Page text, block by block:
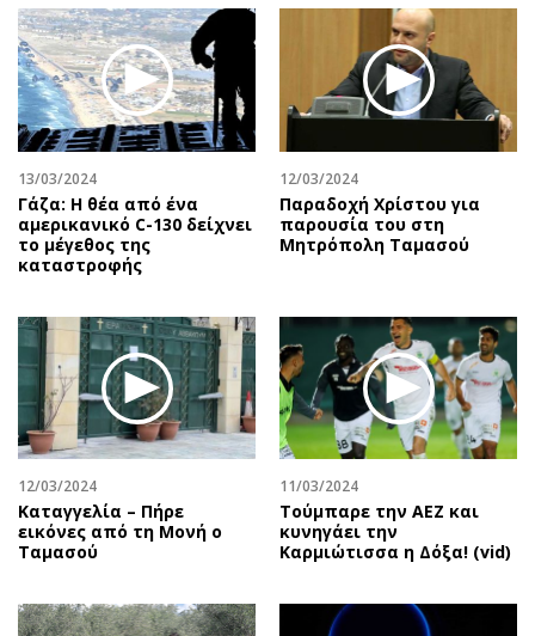
Δημοσκοπήσεις
Διπλωματία
Αθλητισμός
Κύπρος
Διεθνή
Κληρώσεις Allwyn
Οικονομική
Real Estate
Επιχειρήσεις
Αγορές
Money Review
AstroBank Properties
Trends
Ενέργεια
Περιβάλλον
Ζητούν εργασία
Θέσεις εργασίας
Geek
Social
Αυτοκίνηση
Οικονομία
Γενικά
Αναδρομές
Πρόσωπα
Περιβάλλον
Good Life
Γυναίκα
Ταξίδια
13/03/2024
Γάζα: Η θέα από ένα
αμερικανικό C-130 δείχνει
το μέγεθος της
καταστροφής
12/03/2024
Παραδοχή Χρίστου για
παρουσία του στη
Μητρόπολη Ταμασού
12/03/2024
Καταγγελία – Πήρε
εικόνες από τη Μονή ο
Ταμασού
11/03/2024
Τούμπαρε την ΑΕΖ και
κυνηγάει την
Καρμιώτισσα η Δόξα! (vid)